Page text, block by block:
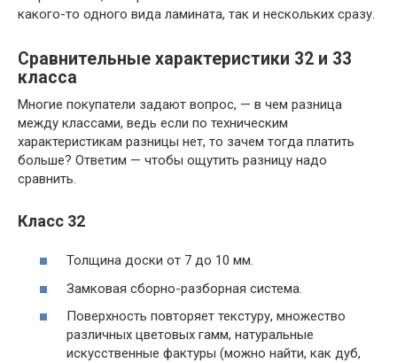
какого-то одного вида ламината, так и нескольких сразу.
Сравнительные характеристики 32 и 33
класса
Многие покупатели задают вопрос, — в чем разница
между классами, ведь если по техническим
характеристикам разницы нет, то зачем тогда платить
больше? Ответим — чтобы ощутить разницу надо
сравнить.
Класс 32
Толщина доски от 7 до 10 мм.
Замковая сборно-разборная система.
Поверхность повторяет текстуру, множество
различных цветовых гамм, натуральные
искусственные фактуры (можно найти, как дуб,